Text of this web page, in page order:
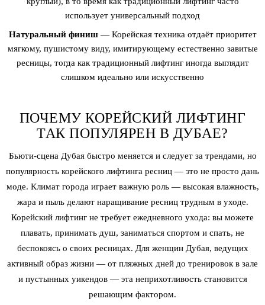
использует универсальный подход
Натуральный финиш— Корейская техника отдаёт приоритет
мягкому, пушистому виду, имитирующему естественно завитые
ресницы, тогда как традиционный лифтинг иногда выглядит
слишком идеально или искусственно
ПОЧЕМУ КОРЕЙСКИЙ ЛИФТИНГ
ТАК ПОПУЛЯРЕН В ДУБАЕ?
Бьюти-сцена Дубая быстро меняется и следует за трендами, но
популярность корейского лифтинга ресниц — это не просто дань
моде. Климат города играет важную роль — высокая влажность,
жара и пыль делают наращивание ресниц трудным в уходе.
Корейский лифтинг не требует ежедневного ухода: вы можете
плавать, принимать душ, заниматься спортом и спать, не
беспокоясь о своих ресницах. Для женщин Дубая, ведущих
активный образ жизни — от пляжных дней до тренировок в зале
и пустынных уикендов — эта неприхотливость становится
решающим фактором.